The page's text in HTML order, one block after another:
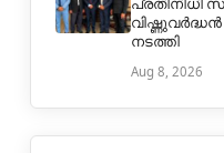
വിഷ്ണുവർദ്ധൻ
നടത്തി
Aug 8, 2026